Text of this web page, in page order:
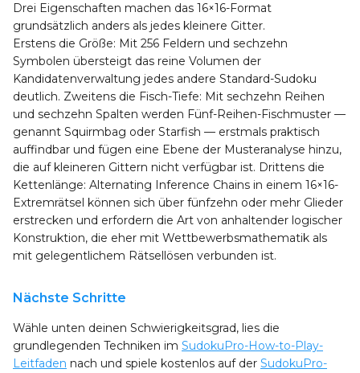
Drei Eigenschaften machen das 16×16-Format
grundsätzlich anders als jedes kleinere Gitter.
Erstens die Größe: Mit 256 Feldern und sechzehn
Symbolen übersteigt das reine Volumen der
Kandidatenverwaltung jedes andere Standard-Sudoku
deutlich. Zweitens die Fisch-Tiefe: Mit sechzehn Reihen
und sechzehn Spalten werden Fünf-Reihen-Fischmuster —
genannt Squirmbag oder Starfish — erstmals praktisch
auffindbar und fügen eine Ebene der Musteranalyse hinzu,
die auf kleineren Gittern nicht verfügbar ist. Drittens die
Kettenlänge: Alternating Inference Chains in einem 16×16-
Extremrätsel können sich über fünfzehn oder mehr Glieder
erstrecken und erfordern die Art von anhaltender logischer
Konstruktion, die eher mit Wettbewerbsmathematik als
mit gelegentlichem Rätsellösen verbunden ist.
Nächste Schritte
Wähle unten deinen Schwierigkeitsgrad, lies die
grundlegenden Techniken im SudokuPro-How-to-Play-
Leitfaden nach und spiele kostenlos auf der SudokuPro-